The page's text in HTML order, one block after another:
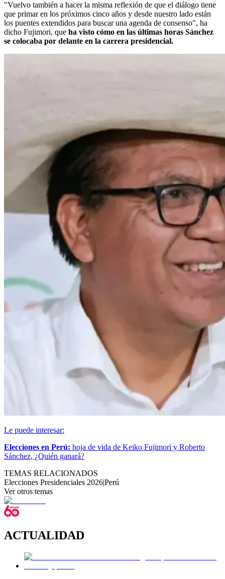
"Vuelvo también a hacer la misma reflexión de que el diálogo tiene
que primar en los próximos cinco años y desde nuestro lado están
los puentes extendidos para buscar una agenda de consenso", ha
dicho Fujimori, que ha visto cómo en las últimas horas Sánchez
se colocaba por delante en la carrera presidencial.
Le puede interesar:
Elecciones en Perú: hoja de vida de Keiko Fujimori y Roberto
Sánchez, ¿Quién ganará?
TEMAS RELACIONADOS
Elecciones Presidenciales 2026|Perú
Ver otros temas
ACTUALIDAD